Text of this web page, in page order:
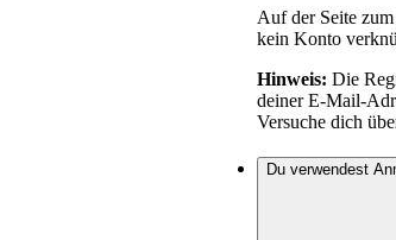
Auf der Seite
kein Konto
Hinweis: Die
deiner E-Mail-
Versuche dich
Du verwendest